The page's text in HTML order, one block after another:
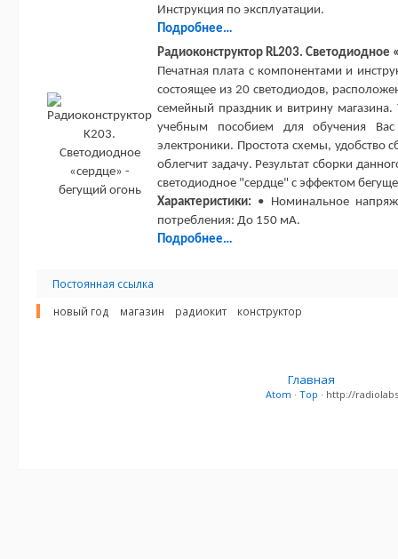
Инструкция по эксплуатации.
Подробнее…
Радиоконструктор RL203. Светодиодное
Печатная плата с компонентами и
состоящее из 20 светодиодов,
семейный праздник и витрину
учебным пособием для обучения
электроники. Простота схемы, удобство
облегчит задачу. Результат сборки
светодиодное "сердце" с эффектом
Характеристики: • Номинальное
потребления: До 150 мА.
Подробнее…
Постоянная ссылка
новый год
магазин радиокит конструктор
Главная
Atom · Top · http://